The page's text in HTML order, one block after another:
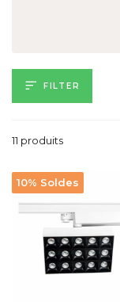
FILTER
11 produits
10% Soldes